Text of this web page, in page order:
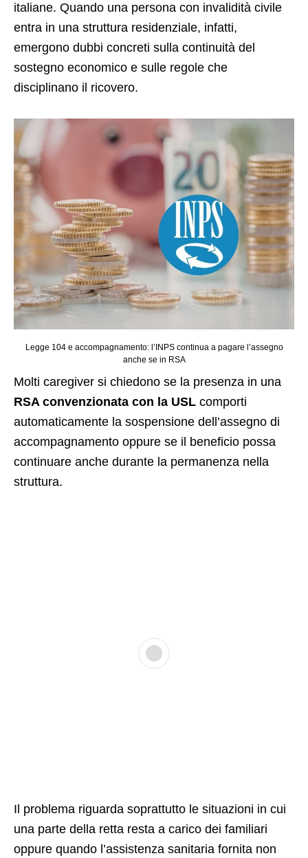
italiane. Quando una persona con invalidità civile
entra in una struttura residenziale, infatti,
emergono dubbi concreti sulla continuità del
sostegno economico e sulle regole che
disciplinano il ricovero.
Legge 104 e accompagnamento: l’INPS continua a pagare l’assegno
anche se in RSA
Molti caregiver si chiedono se la presenza in una
RSA convenzionata con la USL comporti
automaticamente la sospensione dell’assegno di
accompagnamento oppure se il beneficio possa
continuare anche durante la permanenza nella
struttura.
Il problema riguarda soprattutto le situazioni in cui
una parte della retta resta a carico dei familiari
oppure quando l’assistenza sanitaria fornita non